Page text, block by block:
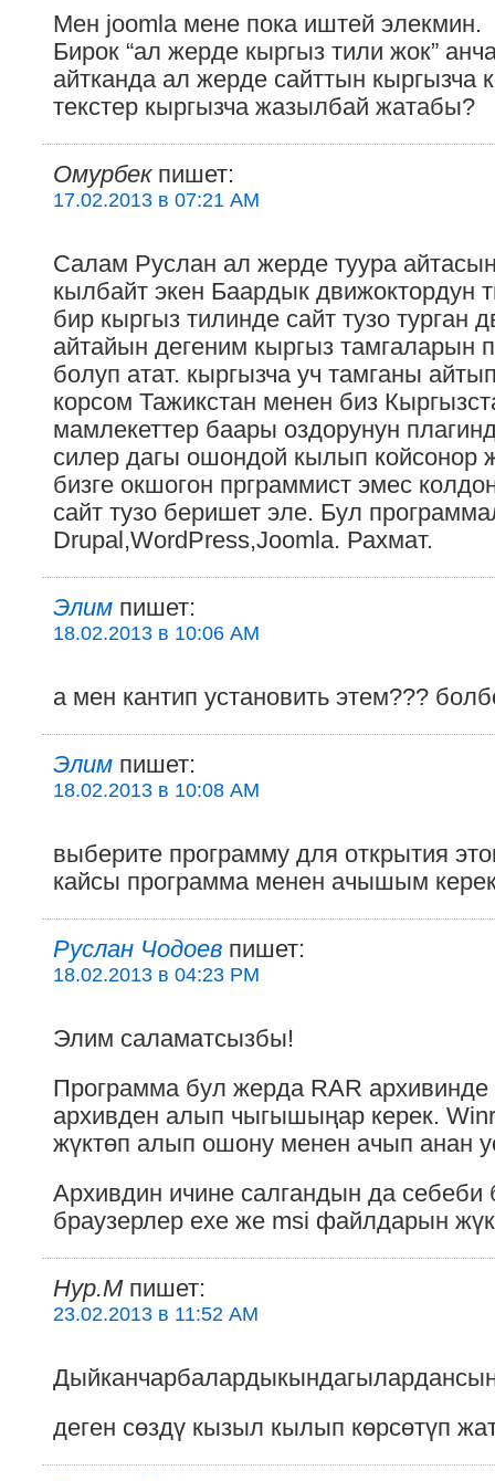
Мен joomla мене пока иштей элекмин.
Бирок “ал жерде кыргыз тили жок”
айтканда ал жерде сайттын кыргызча
текстер кыргызча жазылбай жатабы?
Омурбекпишет:
17.02.2013 в 07:21 AM
Салам Руслан ал жерде туура
кылбайт экен Баардык движоктордун
бир кыргыз тилинде сайт тузо турган
айтайын дегеним кыргыз
болуп атат. кыргызча уч тамганы
корсом Тажикстан менен биз
мамлекеттер баары оздорунун
силер дагы ошондой кылып койсонор
бизге окшогон прграммист эмес
сайт тузо беришет эле. Бул
Drupal,WordPress,Joomla. Рахмат.
Элим пишет:
18.02.2013 в 10:06 AM
а мен кантип установить этем???
Элим пишет:
18.02.2013 в 10:08 AM
выберите программу для открытия
кайсы программа менен ачышым
Руслан Чодоев пишет:
18.02.2013 в 04:23 PM
Элим саламатсызбы!
Программа бул жерда RAR архивинде
архивден алып чыгышыңар керек.
жүктөп алып ошону менен ачып анан
Архивдин ичине салгандын да себеби
браузерлер exe же msi файлдарын
Hyp.Mпишет:
23.02.2013 в 11:52 AM
деген сөздү кызыл кылып көрсөтүп